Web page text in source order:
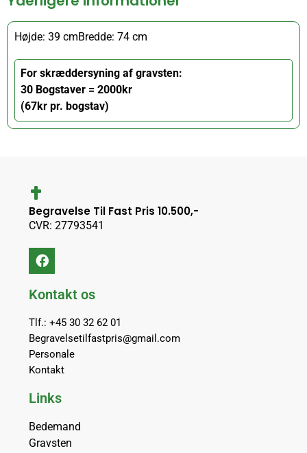
Højde: 39 cmBredde: 74 cm
For skræddersyning af gravsten:
30 Bogstaver = 2000kr
(67kr pr. bogstav)
Begravelse Til Fast Pris 10.500,-
CVR: 27793541
Kontakt os
Tlf.: +45 30 32 62 01
Begravelsetilfastpris@gmail.com
Personale
Kontakt
Links
Bedemand
Gravsten